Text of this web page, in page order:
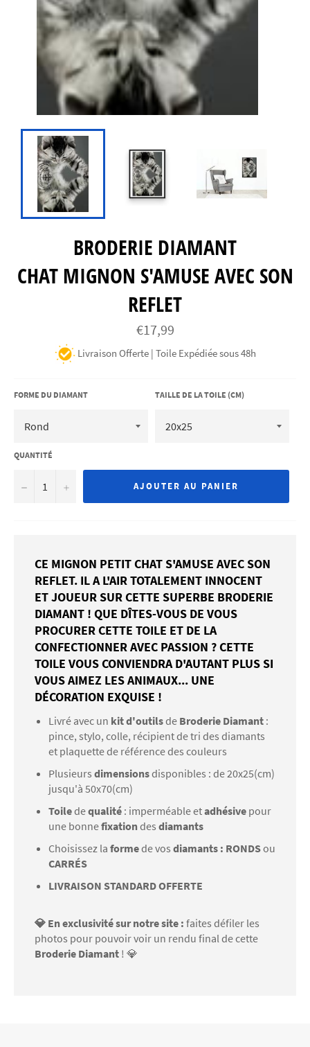
BRODERIE DIAMANT
CHAT MIGNON S'AMUSE AVEC SON
REFLET
Prix
régulier
€17,99
Livraison Offerte | Toile Expédiée sous 48h
FORME DU DIAMANT TAILLE DE LA TOILE (CM)
QUANTITÉ
− + AJOUTER AU PANIER
CE MIGNON PETIT CHAT S'AMUSE AVEC SON
REFLET. IL A L'AIR TOTALEMENT INNOCENT
ET JOUEUR SUR CETTE SUPERBE BRODERIE
DIAMANT ! QUE DÎTES-VOUS DE VOUS
PROCURER CETTE TOILE ET DE LA
CONFECTIONNER AVEC PASSION ? CETTE
TOILE VOUS CONVIENDRA D'AUTANT PLUS SI
VOUS AIMEZ LES ANIMAUX... UNE
DÉCORATION EXQUISE !
Livré avec un kit d'outilsde Broderie Diamant :
pince, stylo, colle, récipient de tri des diamants
et plaquette de référence des couleurs
Plusieurs dimensionsdisponibles : de 20x25(cm)
jusqu'à 50x70(cm)
Toiledequalité : imperméable etadhésive pour
une bonnefixationdes diamants
Choisissez la formede vos diamants : RONDSou
CARRÉS
LIVRAISON STANDARD OFFERTE
💎 En exclusivité sur notre site : faites défiler les
photos pour pouvoir voir un rendu final de cette
Broderie Diamant ! 💎